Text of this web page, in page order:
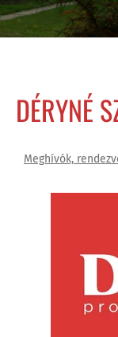
DÉRYNÉ
Meghívók,